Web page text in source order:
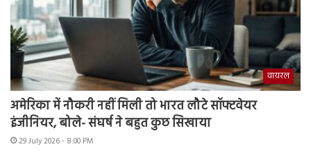
वायरल
अमेरिका में नौकरी नहीं मिली तो भारत लौटे सॉफ्टवेयर
इंजीनियर, बोले- संघर्ष ने बहुत कुछ सिखाया
29 July 2026 - 8:00 PM